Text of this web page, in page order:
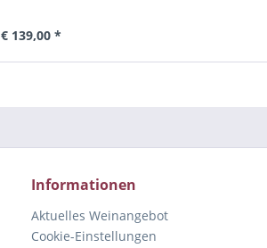
€ 139,00 *
Informationen
Aktuelles Weinangebot
Cookie-Einstellungen